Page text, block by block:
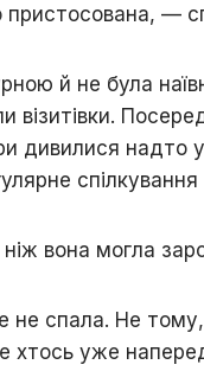
—
й не була
візитівки.
дивилися надто
вона могла
не спала. Не
уже